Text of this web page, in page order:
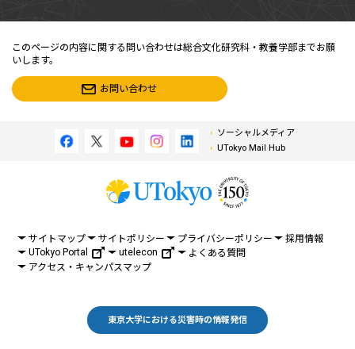
このページの内容に関する問い合わせは総合文化研究科・教養学部までお願
いします。
お問い合わせ
ソーシャルメディア
UTokyo Mail Hub
サイトマップ サイトポリシー プライバシーポリシー
採用情報
UTokyo Portal
utelecon
よくある質問
アクセス・キャンパスマップ
東京大学における災害時の情報発信